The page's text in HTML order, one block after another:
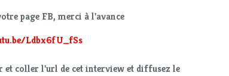
page FB, merci à l'avance
Ldbx6fU_fSs
et coller l'url de cet interview et diffusez le